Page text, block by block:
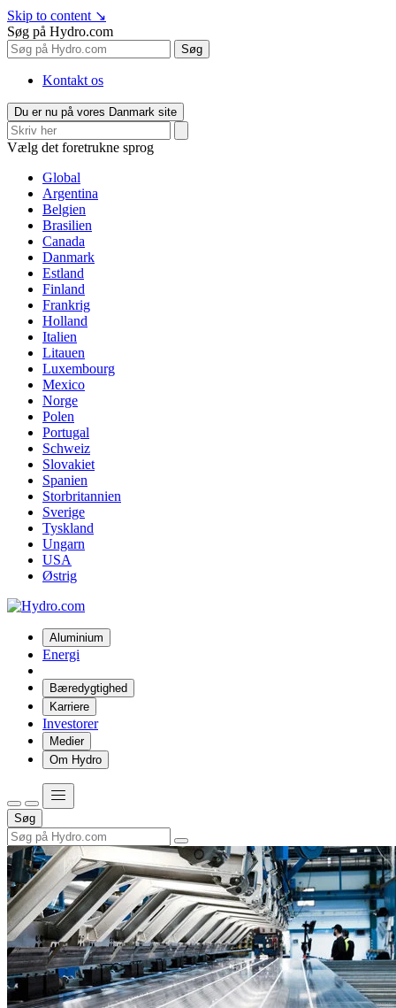
Skip to content ↘
Søg på Hydro.com
Søg
Kontakt os
Du er nu på vores Danmark site
Vælg det foretrukne sprog
Global
Argentina
Belgien
Brasilien
Canada
Danmark
Estland
Finland
Frankrig
Holland
Italien
Litauen
Luxembourg
Mexico
Norge
Polen
Portugal
Schweiz
Slovakiet
Spanien
Storbritannien
Sverige
Tyskland
Ungarn
USA
Østrig
Aluminium
Energi
Bæredygtighed
Karriere
Investorer
Medier
Om Hydro
Søg